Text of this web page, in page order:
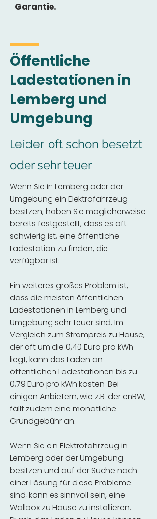
Garantie.
Öffentliche
Ladestationen in
Lemberg und
Umgebung
Leider oft schon besetzt
oder sehr teuer
Wenn Sie in Lemberg oder der
Umgebung ein Elektrofahrzeug
besitzen, haben Sie möglicherweise
bereits festgestellt, dass es oft
schwierig ist, eine öffentliche
Ladestation zu finden, die
verfügbar ist.
Ein weiteres großes Problem ist,
dass die meisten öffentlichen
Ladestationen in Lemberg und
Umgebung sehr teuer sind. Im
Vergleich zum Strompreis zu Hause,
der oft um die 0,40 Euro pro kWh
liegt, kann das Laden an
öffentlichen Ladestationen bis zu
0,79 Euro pro kWh kosten. Bei
einigen Anbietern, wie z.B. der enBW,
fällt zudem eine monatliche
Grundgebühr an.
Wenn Sie ein Elektrofahrzeug in
Lemberg oder der Umgebung
besitzen und auf der Suche nach
einer Lösung für diese Probleme
sind, kann es sinnvoll sein, eine
Wallbox zu Hause zu installieren.